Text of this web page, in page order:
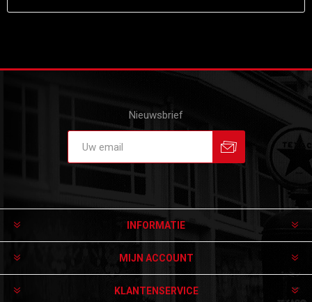
Nieuwsbrief
INFORMATIE
MIJN ACCOUNT
KLANTENSERVICE